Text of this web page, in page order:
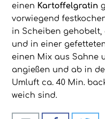
einen Kartoffelgratin
vorwiegend
in Scheiben
und in einer
einen Mix aus Sahne
angießen und ab in
Umluft ca. 40 Min.
weich sind.